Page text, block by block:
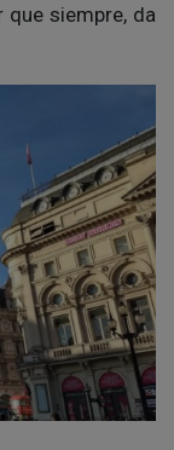
que siempre, da